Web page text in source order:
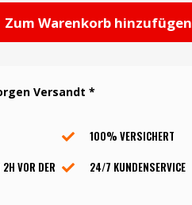
Zum Warenkorb hinzufügen
Versandt *
100% VERSICHERT
VOR DER
24/7 KUNDENSERVICE